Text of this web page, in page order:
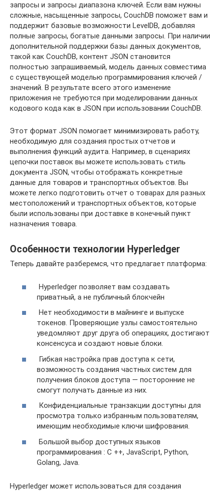
запросы и запросы диапазона ключей. Если вам нужны
сложные, насыщенные запросы, CouchDB поможет вам и
поддержит базовые возможности LevelDB, добавляя
полные запросы, богатые данными запросы. При наличии
дополнительной поддержки базы данных документов,
такой как CouchDB, контент JSON становится
полностью запрашиваемый, модель данных совместима
с существующей моделью программирования ключей /
значений. В результате всего этого изменение
приложения не требуются при моделировании данных
кодового кода как в JSON при использовании CouchDB.
Этот формат JSON помогает минимизировать работу,
необходимую для создания простых отчетов и
выполнения функций аудита. Например, в сценариях
цепочки поставок вы можете использовать стиль
документа JSON, чтобы отображать конкретные
данные для товаров и транспортных объектов. Вы
можете легко подготовить отчет о товарах для разных
местоположений и транспортных объектов, которые
были использованы при доставке в конечный пункт
назначения товара.
Особенности технологии Hyperledger
Теперь давайте разберемся, что предлагает платформа:
Hyperledger позволяет вам создавать
приватный, а не публичный блокчейн
Нет необходимости в майнинге и выпуске
токенов. Проверяющие узлы самостоятельно
уведомляют друг друга об операциях, достигают
консенсуса и создают новые блоки.
Гибкая настройка прав доступа к сети,
возможность создания частных систем для
получения блоков доступа — посторонние не
смогут получать данные из них.
Конфиденциальные транзакции доступны для
просмотра только избранным пользователям,
имеющим необходимые ключи шифрования.
Большой выбор доступных языков
программирования : C ++, JavaScript, Python,
Golang, Java.
Hyperledger может использоваться для создания